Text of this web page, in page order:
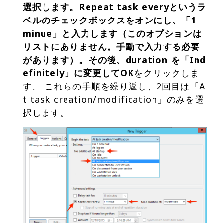
選択します。 Repeat task everyというラ
ベルのチェックボックスをオンにし、「1
minue」と入力します（このオプションは
リストにありません。手動で入力する必要
があります）。その後、 duration を「Ind
efinitely」に変更してOKをクリックしま
す。 これらの手順を繰り返し、2回目は「A
t task creation/modification」のみを選